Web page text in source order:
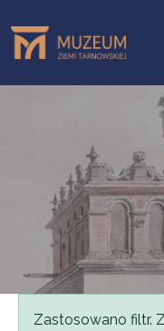
Komunikat
Zastosowano filtr.